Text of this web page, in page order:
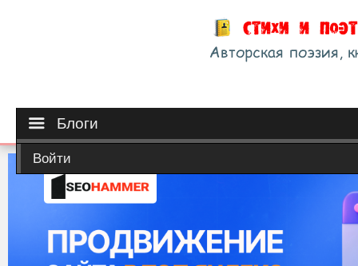
Блоги
Войти